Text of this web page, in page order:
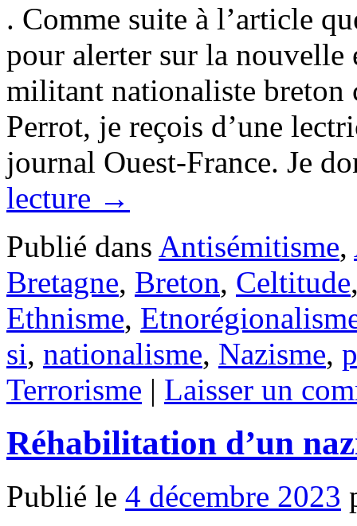
. Comme suite à l’article
pour alerter sur la nouvelle
militant nationaliste breton
Perrot, je reçois d’une
journal Ouest-France. Je
lecture →
Publié dans Antisémitisme,
Bretagne, Breton, Celtitude
Ethnisme,
si, nationalisme, Nazisme,
Terrorisme | Laisser un
Réhabilitation d’un
Publié le 4 décembre 2023